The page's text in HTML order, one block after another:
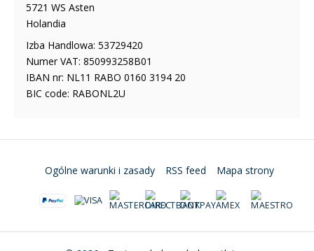
5721 WS Asten
Holandia
Izba Handlowa: 53729420
Numer VAT: 850993258B01
IBAN nr: NL11 RABO 0160 3194 20
BIC code: RABONL2U
Ogólne warunki i zasady RSS feed Mapa strony